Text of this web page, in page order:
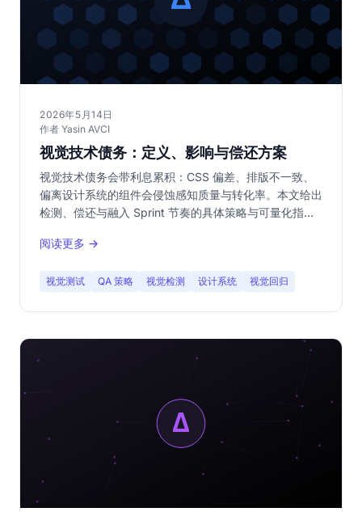
2026年5月14日
作者 Yasin AVCI
视觉技术债务：定义、影响与偿还方案
视觉技术债务会带利息累积：CSS 偏差、排版不一致、
偏离设计系统的组件会侵蚀感知质量与转化率。本文给出
检测、偿还与融入 Sprint 节奏的具体策略与可量化指
阅读更多 →
视觉测试 QA 策略 视觉检测 设计系统 视觉回归